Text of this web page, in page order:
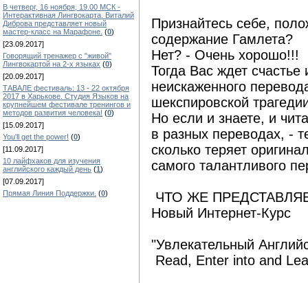
В четверг, 16 ноября, 19.00 МСК -
Интерактивная Лингвокарта. Виталий
Диброва представляет новый
мастер-класс на Марафоне. (0)
[23.09.2017]
Говорящий тренажер с "живой"
Лингвокартой на 2-х языках (0)
[20.09.2017]
ТАВАЛЕ фестиваль: 13 - 22 октября
2017 в Харькове. Студия Языков на
крупнейшем фестивале тренингов и
методов развития человека! (0)
[15.09.2017]
You'll get the power! (0)
[11.09.2017]
10 лайфхаков для изучения
английского каждый день (1)
[07.09.2017]
Прямая Линия Поддержки. (0)
Признайтесь себе,
содержание Гамлета?
Нет? - Очень хорошо!!!
Тогда Вас ждет счастье
неискаженного
шекспировской
Но если и знаете, и
в разных переводах, -
сколько теряет
самого талантливого
ЧТО ЖЕ
Новый Интернет-Курс
"Увлекательный
Read, Enter into and